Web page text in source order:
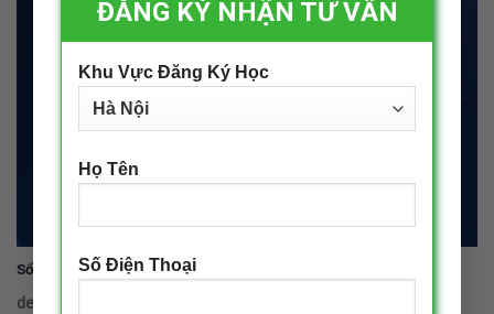
ĐĂNG KÝ NHẬN TƯ VẤN
Khu Vực Đăng Ký Học
Họ Tên
Số Điện Thoại
Sổ tay sinh viên 2026
decadmin